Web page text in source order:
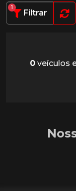
Filtrar
1
0 veículos